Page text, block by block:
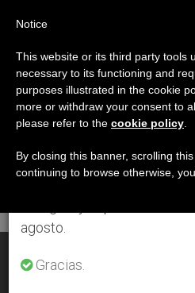
DÍA
Enero
ÚLTIMAS NOTICIAS
Aviso importante
Del 27 de julio al 7 de
anual, aprovechando que
se generan menos
agosto.
Gracias.
Notice
This website or its third party tools
necessary to its functioning and
purposes illustrated in the cookie
more or withdraw your consent to
please refer to the cookie policy
By closing this banner, scrolling
continuing to browse otherwise,